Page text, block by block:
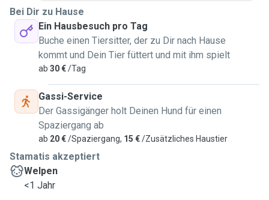
Bei Dir zu Hause
Ein Hausbesuch pro Tag
Buche einen Tiersitter, der zu Dir nach Hause
kommt und Dein Tier füttert und mit ihm spielt
ab 30 €/Tag
Gassi-Service
Der Gassigänger holt Deinen Hund für einen
Spaziergang ab
ab 20 €/Spaziergang, 15 €/Zusätzliches Haustier
Stamatis akzeptiert
Welpen
<1 Jahr